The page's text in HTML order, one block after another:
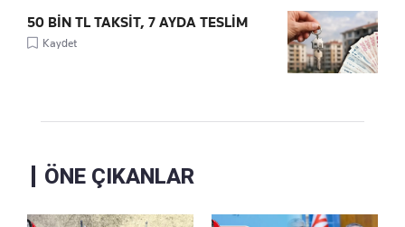
50 BİN TL TAKSİT, 7 AYDA TESLİM
Kaydet
ÖNE ÇIKANLAR